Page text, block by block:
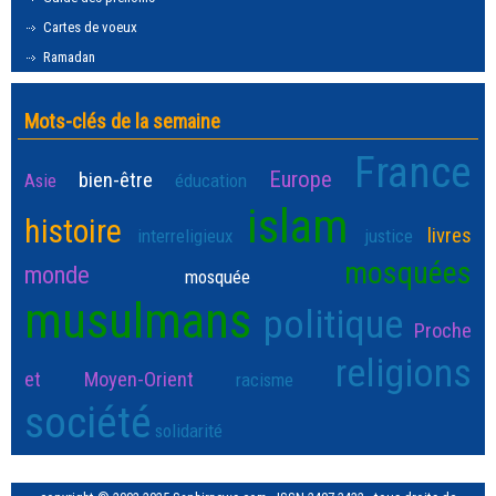
Cartes de voeux
Ramadan
Mots-clés de la semaine
Asie bien-être éducation Europe France
histoire interreligieux islam justice livres
monde mosquée mosquées
musulmans politique Proche
et Moyen-Orient
racisme religions
société solidarité